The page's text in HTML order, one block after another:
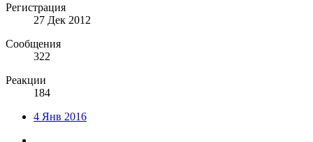
Регистрация
27 Дек 2012
Сообщения
322
Реакции
184
4 Янв 2016